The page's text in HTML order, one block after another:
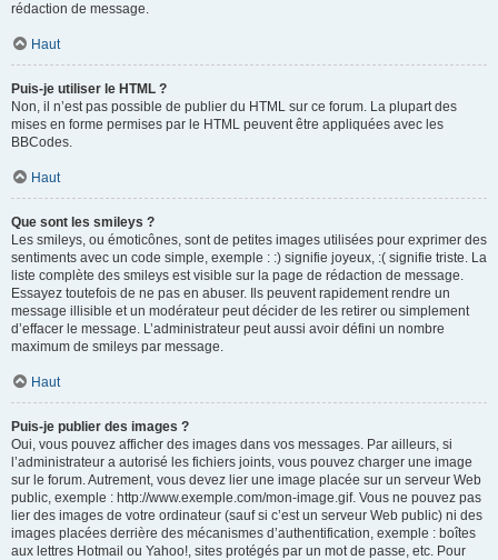
rédaction de message.
Haut
Puis-je utiliser le HTML ?
Non, il n’est pas possible de publier du HTML sur ce forum. La plupart des
mises en forme permises par le HTML peuvent être appliquées avec les
BBCodes.
Haut
Que sont les smileys ?
Les smileys, ou émoticônes, sont de petites images utilisées pour exprimer des
sentiments avec un code simple, exemple : :) signifie joyeux, :( signifie triste. La
liste complète des smileys est visible sur la page de rédaction de message.
Essayez toutefois de ne pas en abuser. Ils peuvent rapidement rendre un
message illisible et un modérateur peut décider de les retirer ou simplement
d’effacer le message. L’administrateur peut aussi avoir défini un nombre
maximum de smileys par message.
Haut
Puis-je publier des images ?
Oui, vous pouvez afficher des images dans vos messages. Par ailleurs, si
l’administrateur a autorisé les fichiers joints, vous pouvez charger une image
sur le forum. Autrement, vous devez lier une image placée sur un serveur Web
public, exemple : http://www.exemple.com/mon-image.gif. Vous ne pouvez pas
lier des images de votre ordinateur (sauf si c’est un serveur Web public) ni des
images placées derrière des mécanismes d’authentification, exemple : boîtes
aux lettres Hotmail ou Yahoo!, sites protégés par un mot de passe, etc. Pour